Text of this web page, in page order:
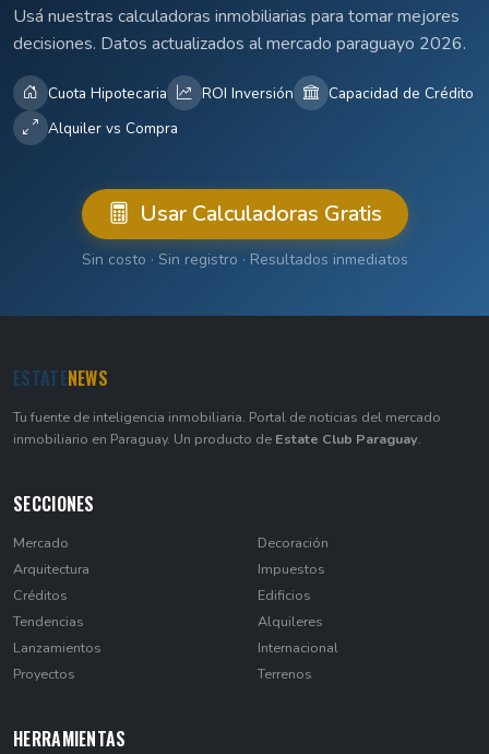
Usá nuestras calculadoras inmobiliarias para tomar mejores
decisiones. Datos actualizados al mercado paraguayo 2026.
Cuota Hipotecaria ROI Inversión
Capacidad de Crédito
Alquiler vs Compra
Usar Calculadoras Gratis
Sin costo · Sin registro · Resultados inmediatos
ESTATENEWS
Tu fuente de inteligencia inmobiliaria. Portal de noticias del mercado
inmobiliario en Paraguay. Un producto de Estate Club Paraguay.
SECCIONES
Mercado
Arquitectura
Créditos
Tendencias
Lanzamientos
Proyectos
Decoración
Impuestos
Edificios
Alquileres
Internacional
Terrenos
HERRAMIENTAS